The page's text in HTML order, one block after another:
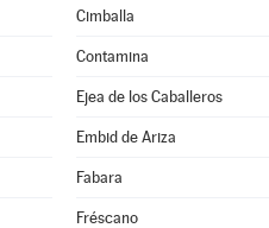
Cimballa
Contamina
Ejea de los Caballeros
Embid de Ariza
Fabara
Fréscano